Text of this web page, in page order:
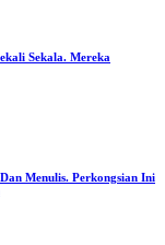
Sekala. Mereka
Menulis. Perkongsian Ini